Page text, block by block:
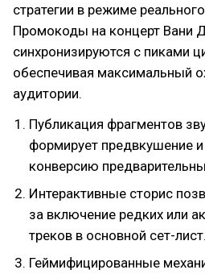
стратегии в режиме
Промокоды на концерт Вани
синхронизируются с пиками
обеспечивая максимальный
аудитории.
Публикация фрагментов
формирует предвкушение
конверсию
Интерактивные сторис
за включение редких или
треков в основной сет-лист.
Геймифицированные